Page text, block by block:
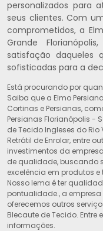
personalizados para
seus clientes. Com
comprometidos, a
Grande
satisfação daqueles
sofisticadas para a
Está procurando por
Saiba que a Elmo
Cortinas e Persianas,
Persianas Florianópolis -
de Tecido Ingleses do Rio
Retrátil de Enrolar, entre
investimentos da
de qualidade, buscando
excelência em produtos
Nosso lema é ter
pontualidade., a
oferecemos outros
Blecaute de Tecido.
informações.